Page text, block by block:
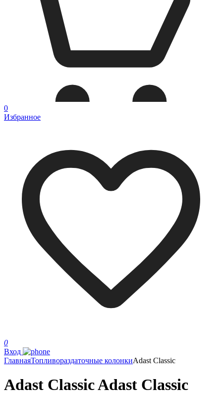
0
Избранное
0
Вход
ГлавнаяТопливораздаточные колонкиAdast Classic
Adast Classic Adast Classic